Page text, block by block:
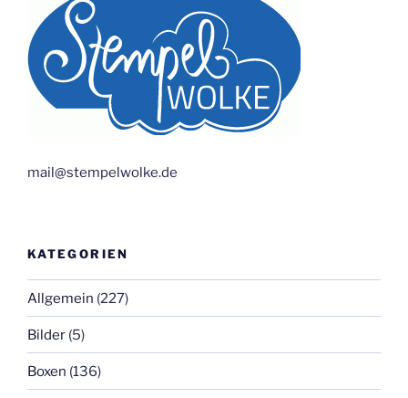
mail@stempelwolke.de
KATEGORIEN
Allgemein (227)
Bilder (5)
Boxen (136)